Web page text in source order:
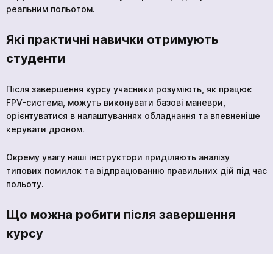
реальним польотом.
Які практичні навички отримують
студенти
Після завершення курсу учасники розуміють, як працює
FPV-система, можуть виконувати базові маневри,
орієнтуватися в налаштуваннях обладнання та впевненіше
керувати дроном.
Окрему увагу наші інструктори приділяють аналізу
типових помилок та відпрацюванню правильних дій під час
польоту.
Що можна робити після завершення
курсу
кількох
+380 96 909 5032
Очікуйте на дзвінок. З вами зв’яжуться наші
спеціалісти!